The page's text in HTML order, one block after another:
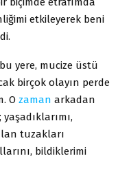
etkileyerek beni
yere, mucize üstü
birçok olayın perde
O zaman arkadan
tuzakları
bildiklerimi